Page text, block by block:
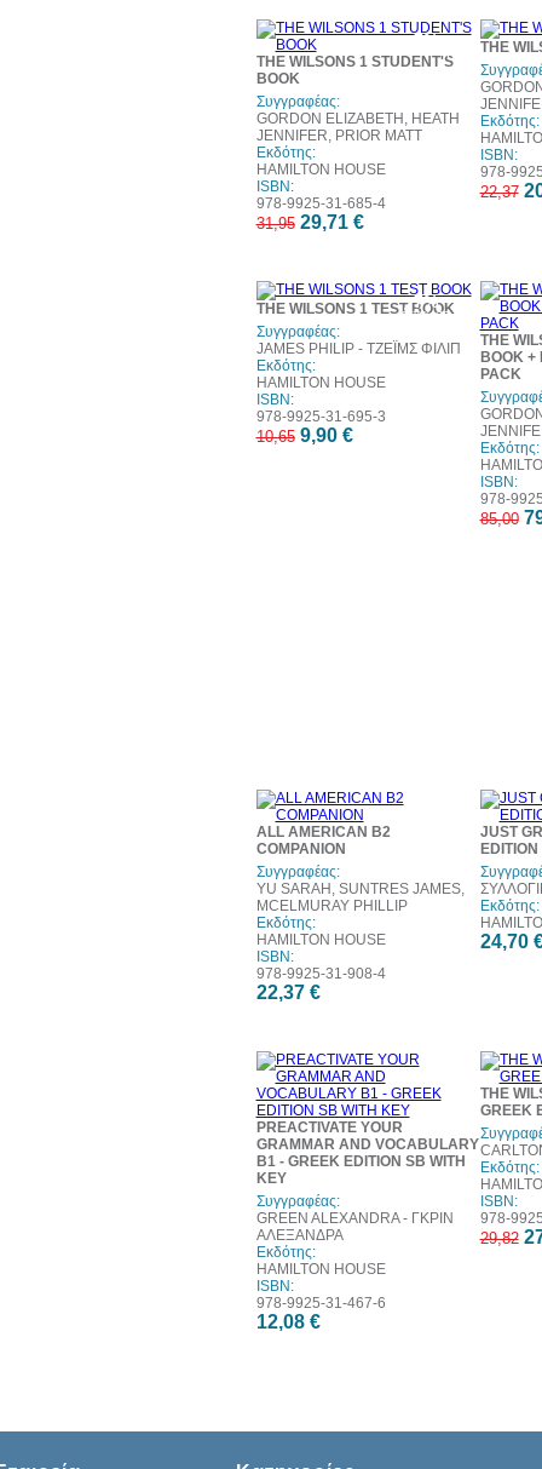
7%
THE WILSONS 1 STUDENT'S
BOOK
Συγγραφέας:
GORDON ELIZABETH, HEATH
JENNIFER, PRIOR MATT
Εκδότης:
HAMILTON HOUSE
ISBN:
978-9925-31-685-4
31,95 29,71 €
THE
Εκδότης:
ISBN:
978-
22,37
7%
έκπτωση
THE WILSONS 1 TEST BOOK
Συγγραφέας:
JAMES PHILIP - ΤΖΕΪΜΣ ΦΙΛΙΠ
Εκδότης:
HAMILTON HOUSE
ISBN:
978-9925-31-695-3
10,65 9,90 €
THE
BOOK +
PACK
Εκδότης:
ISBN:
978-
85,00
ALL AMERICAN B2
COMPANION
Συγγραφέας:
YU SARAH, SUNTRES JAMES,
MCELMURAY PHILLIP
Εκδότης:
HAMILTON HOUSE
ISBN:
978-9925-31-908-4
22,37 €
JUST
EDITION
Εκδότης:
24,70
PREACTIVATE YOUR
GRAMMAR AND VOCABULARY
B1 - GREEK EDITION SB WITH
KEY
Συγγραφέας:
GREEN ALEXANDRA - ΓΚΡΙΝ
ΑΛΕΞΑΝΔΡΑ
Εκδότης:
HAMILTON HOUSE
ISBN:
978-9925-31-467-6
12,08 €
THE
GREEK
Εκδότης:
ISBN:
978-
29,82